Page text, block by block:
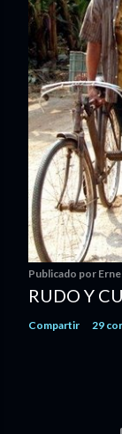
Publicado por
RUDO Y
Compartir 29